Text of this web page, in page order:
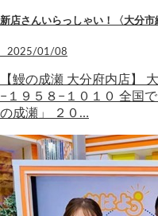
新店さんいらっしゃい！〈大分市
2025/01/08
【鰻の成瀬 大分府内店】
−１９５８−１０１０ 全国
の成瀬」 ２０…